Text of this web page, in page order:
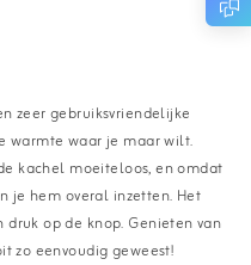
zeer gebruiksvriendelijke
warmte waar je maar wilt.
kachel moeiteloos, en omdat
je hem overal inzetten. Het
op de knop. Genieten van
zo eenvoudig geweest!